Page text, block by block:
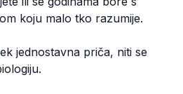
koju malo tko razumije.
jednostavna priča, niti se